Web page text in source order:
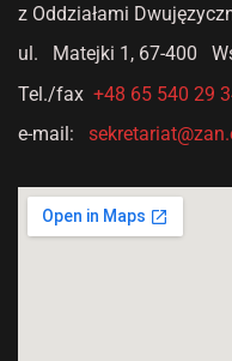
z Oddziałami
ul. Matejki 1, 67-400
Tel./fax +48 65 540 29
e-mail: